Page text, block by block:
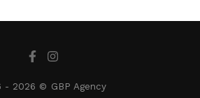
- 2026 © GBP Agency